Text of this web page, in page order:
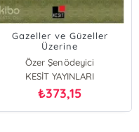
Gazeller ve Güzeller
Üzerine
Özer Şenödeyici
KESİT YAYINLARI
₺373,15